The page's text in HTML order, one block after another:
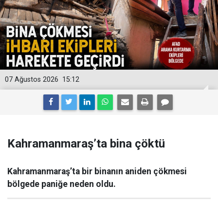
15:12
07 Ağustos 2026
Kahramanmaraş’ta bina çöktü
Kahramanmaraş’ta bir binanın aniden çökmesi
bölgede paniğe neden oldu.